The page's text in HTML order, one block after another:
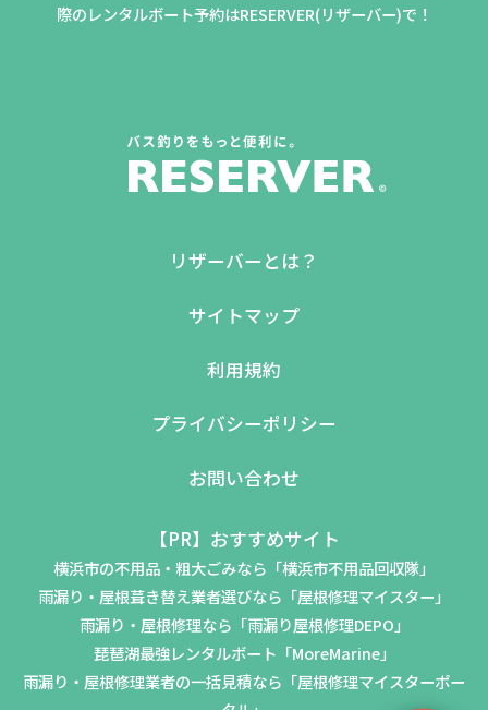
際のレンタルボート予約はRESERVER(リザーバー)で！
リザーバーとは？
サイトマップ
利用規約
プライバシーポリシー
お問い合わせ
【PR】おすすめサイト
横浜市の不用品・粗大ごみなら「横浜市不用品回収隊」
雨漏り・屋根葺き替え業者選びなら「屋根修理マイスター」
雨漏り・屋根修理なら「雨漏り屋根修理DEPO」
琵琶湖最強レンタルボート「MoreMarine」
雨漏り・屋根修理業者の一括見積なら「屋根修理マイスターポー